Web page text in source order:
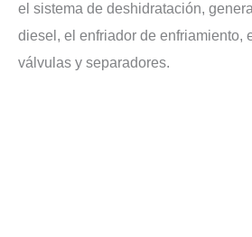
el sistema de deshidratación,
diesel, el enfriador de enfriamiento,
válvulas y separadores.